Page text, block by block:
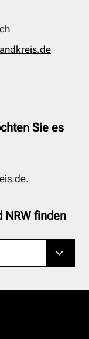
Sie es
.
NRW finden